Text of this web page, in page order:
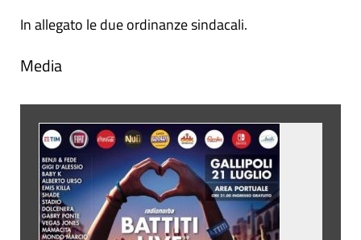
In allegato le due ordinanze sindacali.
Media